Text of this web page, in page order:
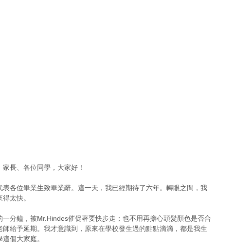
長、各位同學，大家好！
各位畢業生致畢業辭。這一天，我已經期待了六年。轉眼之間，我
太快。
分鐘，被Mr.Hindes催促著要快步走；也不用再擔心頭髮顏色是否合
給予延期。我才意識到，原來在學校發生過的點點滴滴，都是我生
個大家庭。